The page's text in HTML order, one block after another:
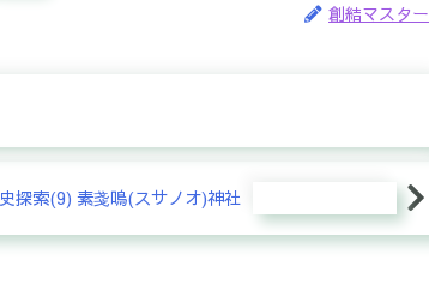
創結マスター
探索(9) 素戔嗚(スサノオ)神社